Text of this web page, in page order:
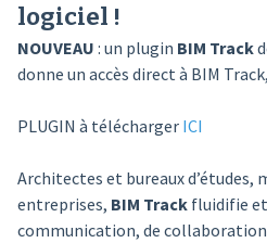
logiciel !
NOUVEAU : un plugin BIM Track
donne un accès direct à BIM
PLUGIN à télécharger ICI
Architectes et bureaux d’études,
entreprises, BIM Trackfluidifie et
communication, de